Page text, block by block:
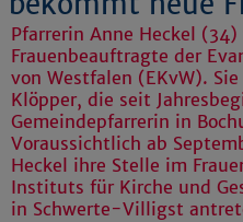
Pfarrerin Anne Heckel
Frauenbeauftragte der
von Westfalen (EKvW).
Klöpper, die seit
Gemeindepfarrerin in
Voraussichtlich ab
Heckel ihre Stelle im
Instituts für Kirche und
in Schwerte-Villigst